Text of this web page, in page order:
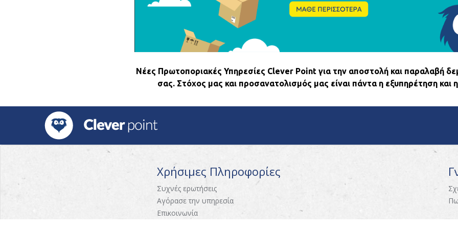
Νέες Πρωτοποριακές Υπηρεσίες Clever Point για την αποστολή και παραλαβή
σας. Στόχος μας και προσανατολισμός μας είναι πάντα η εξυπηρέτηση και
Χρήσιμες Πληροφορίες
Συχνές ερωτήσεις
Αγόρασε την υπηρεσία
Επικοινωνία